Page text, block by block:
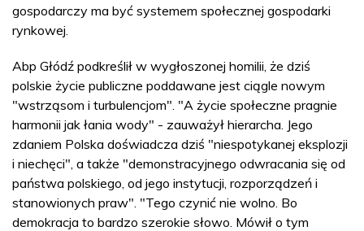
gospodarczy ma być systemem społecznej gospodarki
rynkowej.
Abp Głódź podkreślił w wygłoszonej homilii, że dziś
polskie życie publiczne poddawane jest ciągle nowym
"wstrząsom i turbulencjom". "A życie społeczne pragnie
harmonii jak łania wody" - zauważył hierarcha. Jego
zdaniem Polska doświadcza dziś "niespotykanej eksplozji
i niechęci", a także "demonstracyjnego odwracania się od
państwa polskiego, od jego instytucji, rozporządzeń i
stanowionych praw". "Tego czynić nie wolno. Bo
demokracja to bardzo szerokie słowo. Mówił o tym